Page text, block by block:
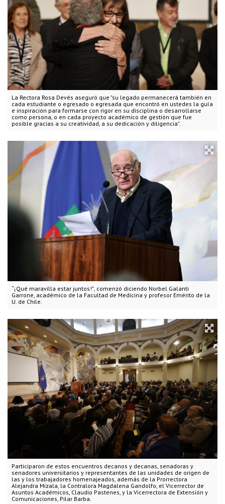
La Rectora Rosa Devés aseguró que "su legado permanecerá también en
cada estudiante o egresado o egresada que encontró en ustedes la guía
e inspiración para formarse con rigor en su disciplina o desarrollarse
como persona, o en cada proyecto académico de gestión que fue
posible gracias a su creatividad, a su dedicación y diligencia".
“¡Qué maravilla estar juntos!”, comenzó diciendo Norbel Galanti
Garrone, académico de la Facultad de Medicina y profesor Emérito de la
U. de Chile.
Participaron de estos encuentros decanos y decanas, senadoras y
senadores universitarios y representantes de las unidades de origen de
las y los trabajadores homenajeados, además de la Prorrectora
Alejandra Mizala, la Contralora Magdalena Gandolfo, el Vicerrector de
Asuntos Académicos, Claudio Pastenes, y la Vicerrectora de Extensión y
Comunicaciones, Pilar Barba.